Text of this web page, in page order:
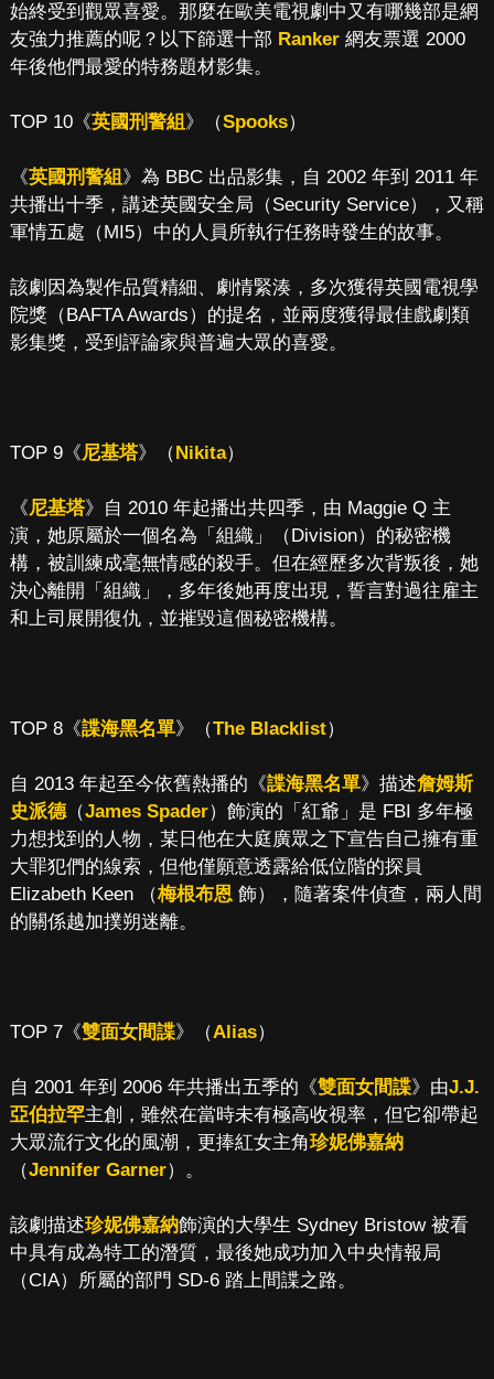
始終受到觀眾喜愛。那麼在歐美電視劇中又有哪幾部是網
友強力推薦的呢？以下篩選十部 Ranker網友票選 2000
年後他們最愛的特務題材影集。
TOP 10《英國刑警組 》（Spooks）
《英國刑警組 》為 BBC 出品影集，自 2002 年到 2011 年
共播出十季，講述英國安全局（Security Service），又稱
軍情五處（MI5）中的人員所執行任務時發生的故事。
該劇因為製作品質精細、劇情緊湊，多次獲得英國電視學
院獎（BAFTA Awards）的提名，並兩度獲得最佳戲劇類
影集獎，受到評論家與普遍大眾的喜愛。
TOP 9《尼基塔》（Nikita）
《尼基塔》自 2010 年起播出共四季，由 Maggie Q 主
演，她原屬於一個名為「組織」（Division）的秘密機
構，被訓練成毫無情感的殺手。但在經歷多次背叛後，她
決心離開「組織」，多年後她再度出現，誓言對過往雇主
和上司展開復仇，並摧毀這個秘密機構。
TOP 8《諜海黑名單》（The Blacklist）
自 2013 年起至今依舊熱播的《諜海黑名單》描述詹姆斯
史派德（James Spader）飾演的「紅爺」是 FBI 多年極
力想找到的人物，某日他在大庭廣眾之下宣告自己擁有重
大罪犯們的線索，但他僅願意透露給低位階的探員
Elizabeth Keen （梅根布恩飾），隨著案件偵查，兩人間
的關係越加撲朔迷離。
TOP 7《雙面女間諜》（Alias）
自 2001 年到 2006 年共播出五季的《雙面女間諜》由J.J.
亞伯拉罕主創，雖然在當時未有極高收視率，但它卻帶起
大眾流行文化的風潮，更捧紅女主角珍妮佛嘉納
（Jennifer Garner）。
該劇描述珍妮佛嘉納飾演的大學生 Sydney Bristow 被看
中具有成為特工的潛質，最後她成功加入中央情報局
（CIA）所屬的部門 SD-6 踏上間諜之路。